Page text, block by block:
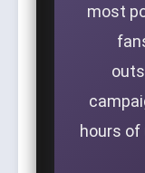
most
hours of